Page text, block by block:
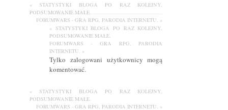
« STATYSTYKI BLOGA PO RAZ KOLEJNY,
PODSUMOWANIE MAŁE.
FORUMWARS - GRA RPG, PARODIA INTERNETU. »
« STATYSTYKI BLOGA PO RAZ KOLEJNY,
PODSUMOWANIE MAŁE.
FORUMWARS - GRA RPG, PARODIA
INTERNETU. »
Tylko zalogowani użytkownicy mogą
komentować.
« STATYSTYKI BLOGA PO RAZ KOLEJNY,
PODSUMOWANIE MAŁE.
FORUMWARS - GRA RPG, PARODIA INTERNETU. »